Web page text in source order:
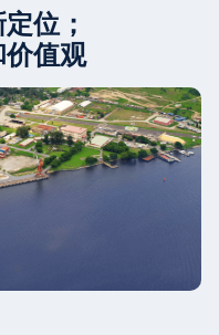
位；
值观